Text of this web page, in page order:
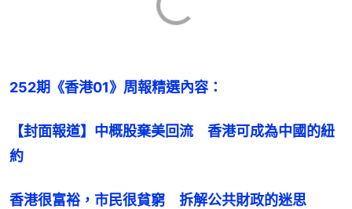
252期《香港01》周報精選內容：
【封面報道】中概股棄美回流　香港可成為中國的紐
約
香港很富裕，市民很貧窮　拆解公共財政的迷思